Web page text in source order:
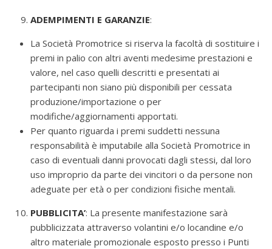
ADEMPIMENTI E GARANZIE:
La Società Promotrice si riserva la facoltà di sostituire i
premi in palio con altri aventi medesime prestazioni e
valore, nel caso quelli descritti e presentati ai
partecipanti non siano più disponibili per cessata
produzione/importazione o per
modifiche/aggiornamenti apportati.
Per quanto riguarda i premi suddetti nessuna
responsabilità è imputabile alla Società Promotrice in
caso di eventuali danni provocati dagli stessi, dal loro
uso improprio da parte dei vincitori o da persone non
adeguate per età o per condizioni fisiche mentali.
PUBBLICITA’: La presente manifestazione sarà
pubblicizzata attraverso volantini e/o locandine e/o
altro materiale promozionale esposto presso i Punti